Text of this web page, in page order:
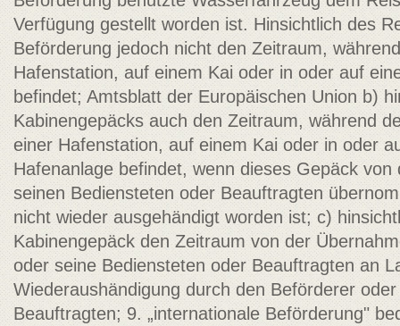
Verfügung gestellt worden ist. Hinsichtlich des
Beförderung jedoch nicht den Zeitraum,
Hafenstation, auf einem Kai oder in oder auf
befindet; Amtsblatt der Europäischen Union b)
Kabinengepäcks auch den Zeitraum, während
einer Hafenstation, auf einem Kai oder in oder
Hafenanlage befindet, wenn dieses Gepäck
seinen Bediensteten oder Beauftragten
nicht wieder ausgehändigt worden ist; c)
Kabinengepäck den Zeitraum von der
oder seine Bediensteten oder Beauftragten an
Wiederaushändigung durch den Beförderer
Beauftragten; 9. „internationale Beförderung"